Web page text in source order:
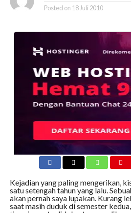
Posted on 18 Juli 2010
Kejadian yang paling mengerikan,
satu setengah tahun yang lalu.
akan pernah saya lupakan. Kurang
saat masih duduk di semester